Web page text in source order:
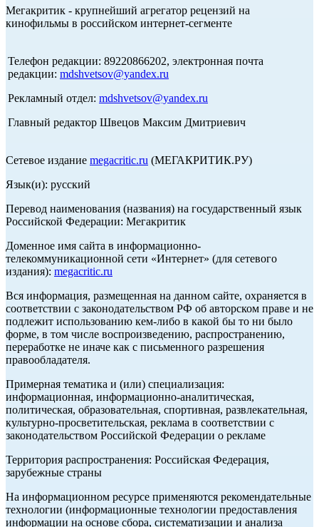
Мегакритик - крупнейший агрегатор рецензий на
кинофильмы в российском интернет-сегменте
Телефон редакции: 89220866202, электронная почта
редакции: mdshvetsov@yandex.ru
Рекламный отдел: mdshvetsov@yandex.ru
Главный редактор Швецов Максим Дмитриевич
Сетевое издание megacritic.ru (МЕГАКРИТИК.РУ)
Язык(и): русский
Перевод наименования (названия) на государственный язык
Российской Федерации: Мегакритик
Доменное имя сайта в информационно-
телекоммуникационной сети «Интернет» (для сетевого
издания): megacritic.ru
Вся информация, размещенная на данном сайте, охраняется в
соответствии с законодательством РФ об авторском праве и не
подлежит использованию кем-либо в какой бы то ни было
форме, в том числе воспроизведению, распространению,
переработке не иначе как с письменного разрешения
правообладателя.
Примерная тематика и (или) специализация:
информационная, информационно-аналитическая,
политическая, образовательная, спортивная, развлекательная,
культурно-просветительская, реклама в соответствии с
законодательством Российской Федерации о рекламе
Территория распространения: Российская Федерация,
зарубежные страны
На информационном ресурсе применяются рекомендательные
технологии (информационные технологии предоставления
информации на основе сбора, систематизации и анализа